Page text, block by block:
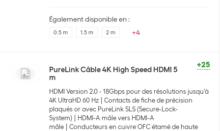
Également disponible en :
0.5 m 1.5 m 2 m +4
+25
PureLink Câble 4K High Speed HDMI 5
m
HDMI Version 2.0 - 18Gbps pour des résolutions jusqu'à
4K UltraHD 60 Hz
Contacts de fiche de précision
plaqués or avec PureLink SLS (Secure-Lock-
System)
HDMI-A mâle vers HDMI-A
mâle
Conducteurs en cuivre OFC étamé de haute